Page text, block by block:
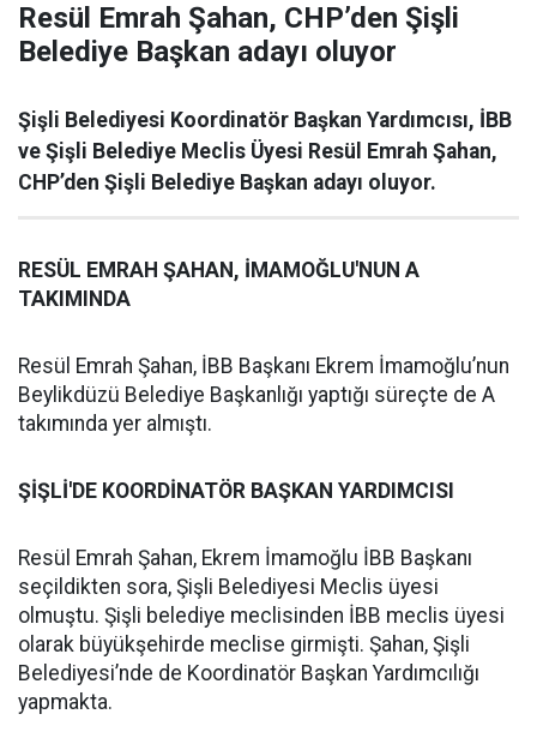
Resül Emrah Şahan, CHP’den Şişli
Belediye Başkan adayı oluyor
Şişli Belediyesi Koordinatör Başkan Yardımcısı, İBB
ve Şişli Belediye Meclis Üyesi Resül Emrah Şahan,
CHP’den Şişli Belediye Başkan adayı oluyor.
RESÜL EMRAH ŞAHAN, İMAMOĞLU'NUN A
TAKIMINDA
Resül Emrah Şahan, İBB Başkanı Ekrem İmamoğlu’nun
Beylikdüzü Belediye Başkanlığı yaptığı süreçte de A
takımında yer almıştı.
ŞİŞLİ'DE KOORDİNATÖR BAŞKAN YARDIMCISI
Resül Emrah Şahan, Ekrem İmamoğlu İBB Başkanı
seçildikten sora, Şişli Belediyesi Meclis üyesi
olmuştu. Şişli belediye meclisinden İBB meclis üyesi
olarak büyükşehirde meclise girmişti. Şahan, Şişli
Belediyesi’nde de Koordinatör Başkan Yardımcılığı
yapmakta.